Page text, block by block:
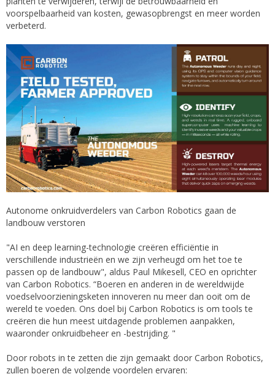
voorspelbaarheid van kosten, gewasopbrengst en meer worden
verbeterd.
Autonome onkruidverdelers van Carbon Robotics gaan de
landbouw verstoren
"AI en deep learning-technologie creëren efficiëntie in
verschillende industrieën en we zijn verheugd om het toe te
passen op de landbouw", aldus Paul Mikesell, CEO en oprichter
van Carbon Robotics. “Boeren en anderen in de wereldwijde
voedselvoorzieningsketen innoveren nu meer dan ooit om de
wereld te voeden. Ons doel bij Carbon Robotics is om tools te
creëren die hun meest uitdagende problemen aanpakken,
waaronder onkruidbeheer en -bestrijding. "
Door robots in te zetten die zijn gemaakt door Carbon Robotics,
zullen boeren de volgende voordelen ervaren: